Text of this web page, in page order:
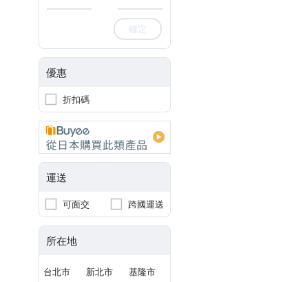
確定
優惠
折扣碼
運送
可面交 跨國運送
所在地
台北市 新北市 基隆市